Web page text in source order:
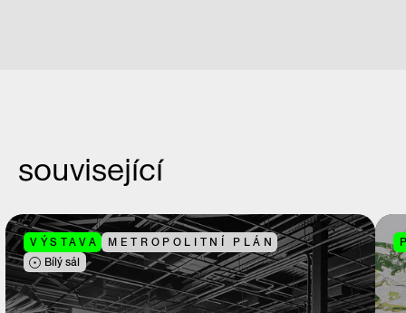
související
VÝSTAVA
METROPOLITNÍ PLÁN
Bílý sál